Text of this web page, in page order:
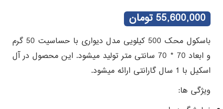
5.00از 5 در
امتیازدهی
مشتری
55,600,000 تومان
باسکول محک 500 کیلویی مدل دیواری با حساسیت 50 گرم
و ابعاد 70 * 70 سانتی متر تولید میشود. این محصول در آل
اسکیل با 1 سال گارانتی ارائه میشود.
ویژگی ها: